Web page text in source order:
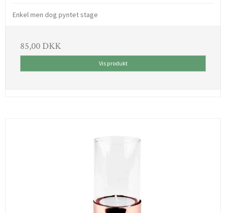
Enkel men dog pyntet stage
85,00 DKK
Vis produkt